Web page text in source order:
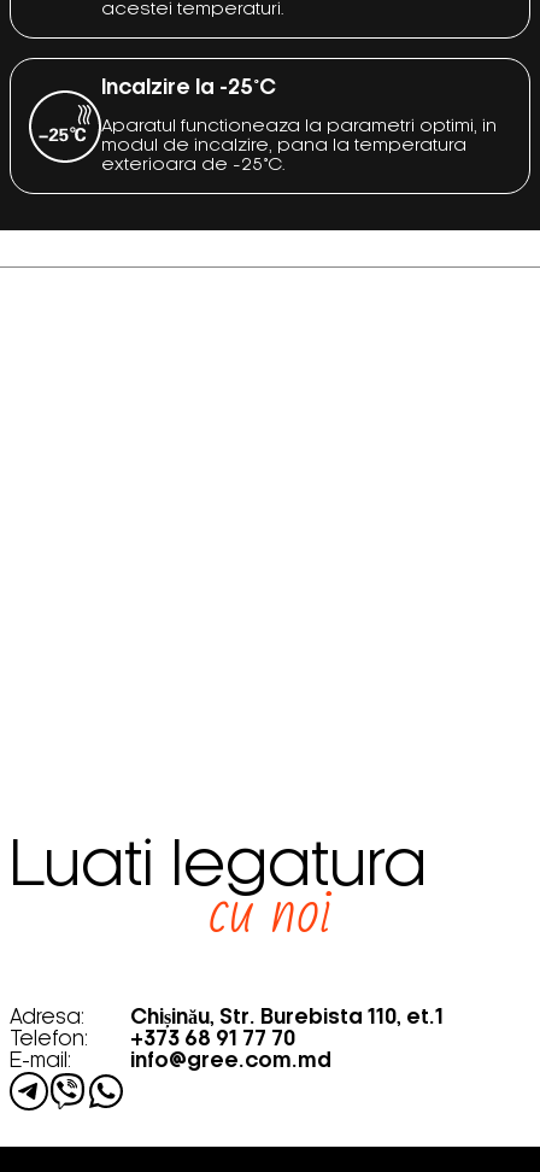
acestei temperaturi.
Incalzire la -25°C
Aparatul functioneaza la parametri optimi, in
modul de incalzire, pana la temperatura
exterioara de -25°C.
Luati legatura
cu noi
Adresa:
Chișinău, Str. Burebista 110, et.1
Telefon:
+373 68 91 77 70
E-mail:
info@gree.com.md